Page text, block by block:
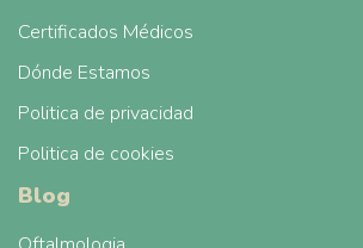
Certificados Médicos
Dónde Estamos
Politica de privacidad
Politica de cookies
Blog